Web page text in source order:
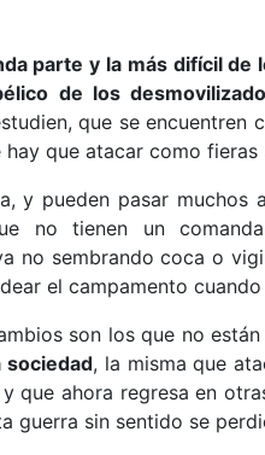
parte y la más difícil
de los
que se encuentren
hay que atacar como fieras
y pueden pasar muchos
no tienen un
no sembrando coca o
el campamento
son los que no
sociedad, la misma que
que ahora regresa en
guerra sin sentido se